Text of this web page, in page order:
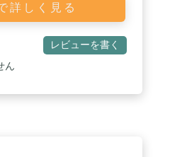
詳しく見る
レビューを書く
ん